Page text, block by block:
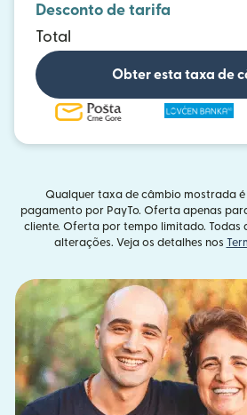
Desconto de tarifa
Total
Obter esta taxa de
Qualquer taxa de câmbio mostrada
pagamento por PayTo. Oferta apenas
cliente. Oferta por tempo limitado. Todas
alterações. Veja os detalhes nos